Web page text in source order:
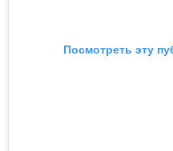
Посмотреть эту